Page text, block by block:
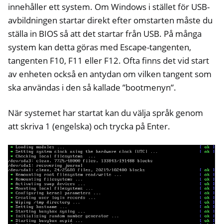
innehåller ett system. Om Windows i stället för USB-
avbildningen startar direkt efter omstarten måste du
ställa in BIOS så att det startar från USB. På många
system kan detta göras med Escape-tangenten,
tangenten F10, F11 eller F12. Ofta finns det vid start
av enheten också en antydan om vilken tangent som
ska användas i den så kallade ”bootmenyn”.
När systemet har startat kan du välja språk genom
att skriva 1 (engelska) och trycka på Enter.